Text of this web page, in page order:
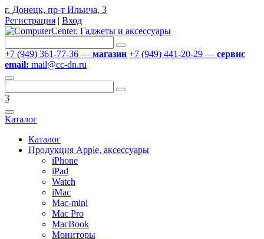
г. Донецк, пр-т Ильича, 3
Регистрация | Вход
+7 (949) 361-77-36 — магазин +7 (949) 441-20-29 — сервис
email: mail@cc-dn.ru
3
Каталог
Каталог
Продукция Apple, аксессуары
iPhone
iPad
Watch
iMac
Mac-mini
Mac Pro
MacBook
Мониторы